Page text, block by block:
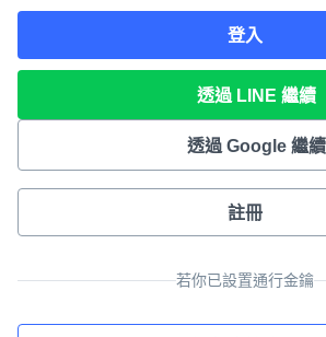
登入
透過 LINE 繼續
透過 Google 繼續
註冊
若你已設置通行金鑰